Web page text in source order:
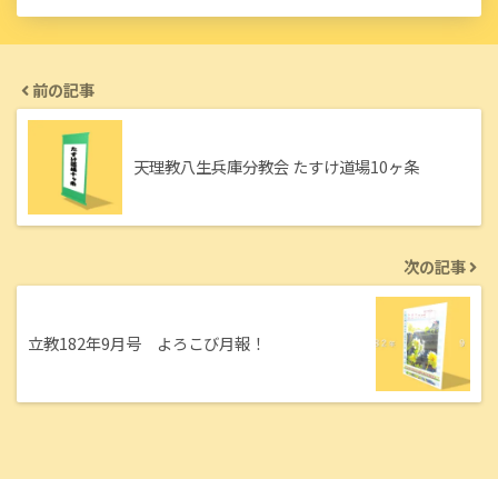
前の記事
天理教八生兵庫分教会 たすけ道場10ヶ条
次の記事
立教182年9月号 よろこび月報！